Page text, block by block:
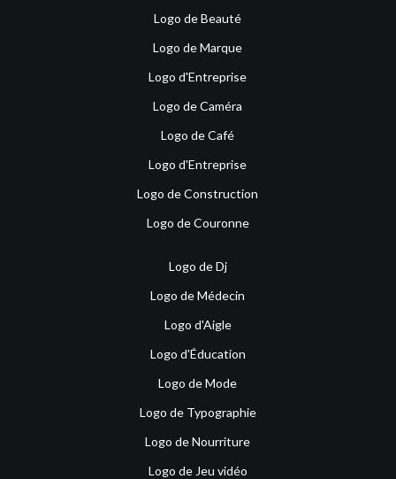
Logo de Beauté
Logo de Marque
Logo d'Entreprise
Logo de Caméra
Logo de Café
Logo d'Entreprise
Logo de Construction
Logo de Couronne
Logo de Dj
Logo de Médecin
Logo d'Aigle
Logo d'Éducation
Logo de Mode
Logo de Typographie
Logo de Nourriture
Logo de Jeu vidéo